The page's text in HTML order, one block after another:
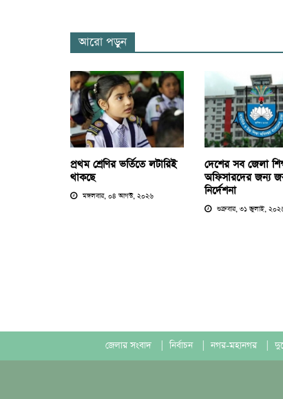
আরো পড়ুন
প্রথম শ্রেণির ভর্তিতে লটারিই
থাকছে
মঙ্গলবার, ০৪ আগস্ট, ২০২৬
দেশের সব জেলা
অফিসারদের জন্য
নির্দেশনা
শুক্রবার, ৩১ জুলাই,
জেলার সংবাদ নির্বাচন নগর-মহানগর